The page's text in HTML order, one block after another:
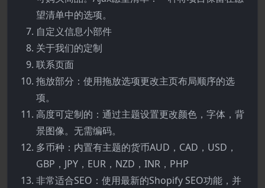
望清单中的选项。
自定义信息小部件
关于我们的定制
联系页面
拖放部分：使用拖放选项更改主页布局顺序的选
项。
高度可定制的：通过主题设置更改颜色，字体，背
景图像。无需编码。
多币种：内置有主题的货币AUD，CAD，USD，
GBP，JPY，EUR，NZD，INR，PHP
非常适合SEO：使用最新的Shopify SEO功能，并